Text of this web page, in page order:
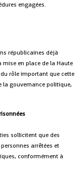
engagées.
républicaines déjà
en place de la Haute
rôle important que cette
la gouvernance politique,
sollicitent que des
arrêtées et
conformément à